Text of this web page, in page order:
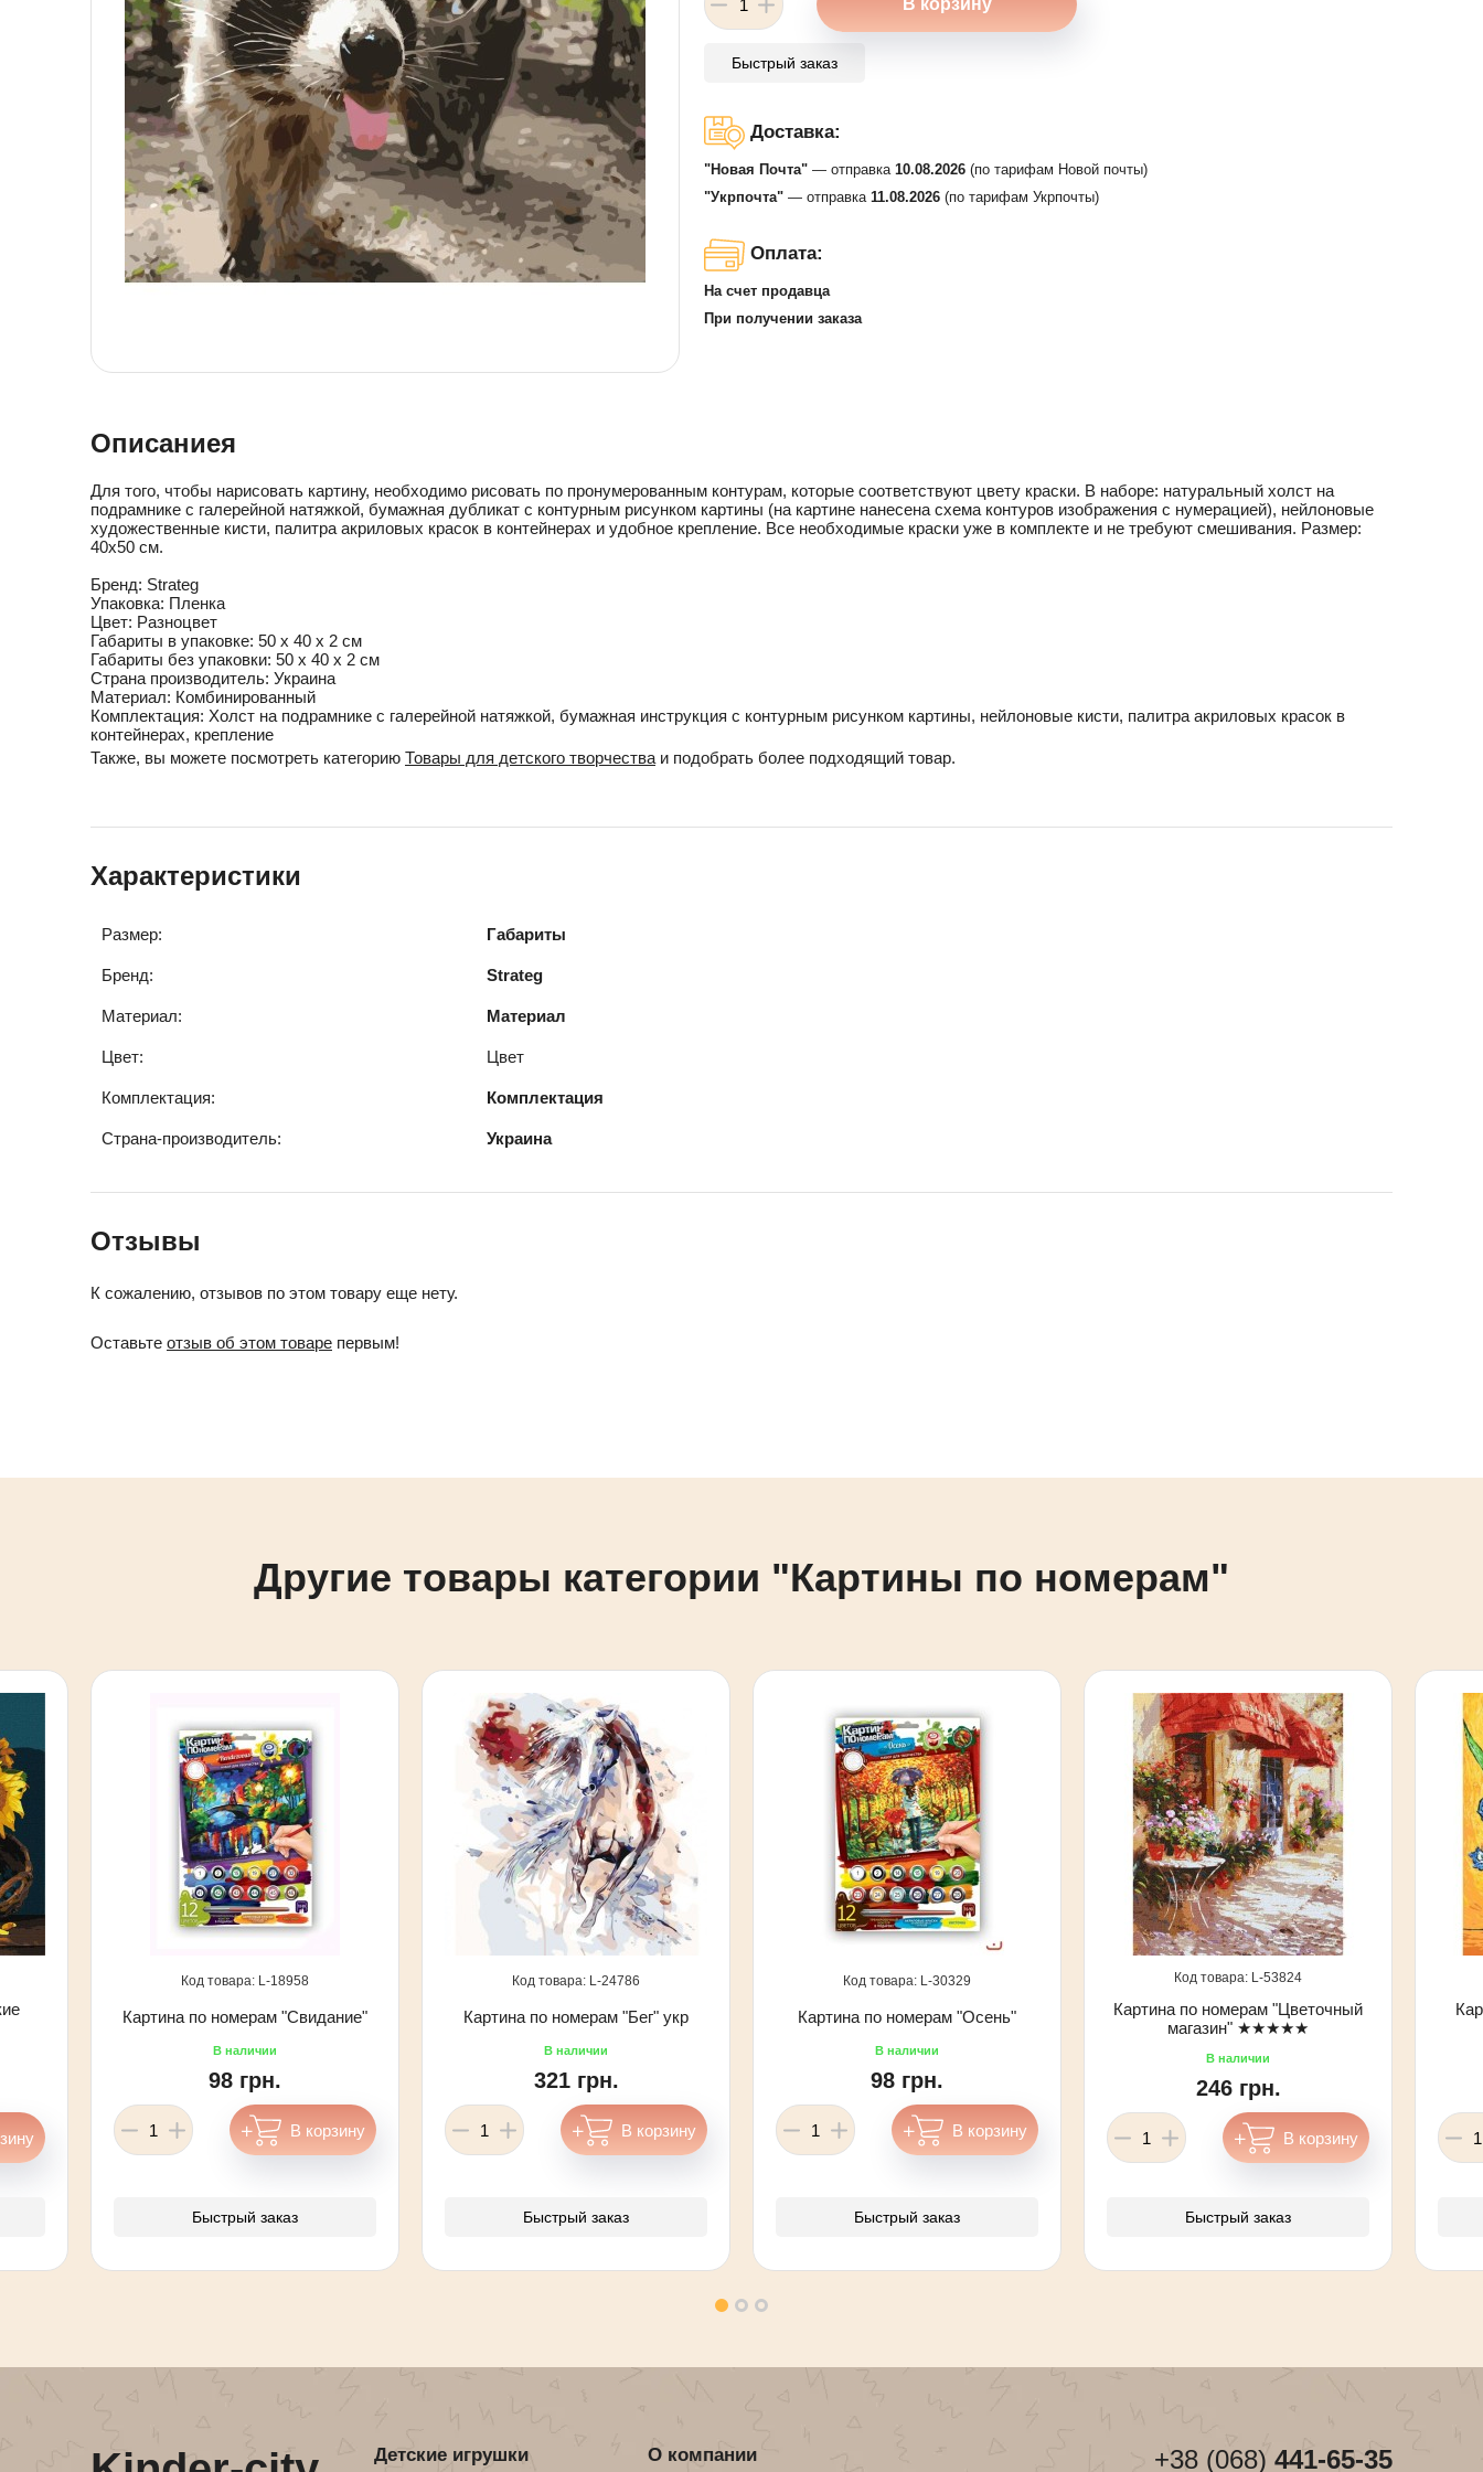
Детская косметика
Товары для праздника
Новогодние украшения
Детская мебель
Детская посуда
Детская книга
Детская книга
Товары для маленьких детей
Уход и гигиена ребенка
Канцелярские товары
Быстрый заказ
Доставка:
"Новая Почта" — отправка 10.08.2026 (по тарифам Новой почты)
"Укрпочта" — отправка 11.08.2026 (по тарифам Укрпочты)
Оплата:
На счет продавца
При получении заказа
Описаниея
Для того, чтобы нарисовать картину, необходимо рисовать по пронумерованным контурам, которые соответствуют цвету краски. В наборе: натуральный холст на
подрамнике с галерейной натяжкой, бумажная дубликат с контурным рисунком картины (на картине нанесена схема контуров изображения с нумерацией), нейлоновые
художественные кисти, палитра акриловых красок в контейнерах и удобное крепление. Все необходимые краски уже в комплекте и не требуют смешивания. Размер:
40х50 см.
Бренд: Strateg
Упаковка: Пленка
Цвет: Разноцвет
Габариты в упаковке: 50 x 40 x 2 см
Габариты без упаковки: 50 x 40 x 2 см
Cтрана производитель: Украина
Материал: Комбинированный
Комплектация: Холст на подрамнике с галерейной натяжкой, бумажная инструкция с контурным рисунком картины, нейлоновые кисти, палитра акриловых красок в
контейнерах, крепление
Также, вы можете посмотреть категорию Товары для детского творчества и подобрать более подходящий товар.
Характеристики
Размер: Габариты
Бренд: Strateg
Материал: Материал
Цвет: Цвет
Комплектация: Комплектация
Страна-производитель: Украина
Отзывы
К сожалению, отзывов по этом товару еще нету.
Оставьте отзыв об этом товаре первым!
Другие товары категории "Картины по номерам"
18958
Картина по номерам "Свидание"
98 грн.
Быстрый заказ
24786
Картина по номерам "Бег" укр
321 грн.
Быстрый заказ
30329
Картина по номерам "Осень"
98 грн.
Быстрый заказ
53824
Картина по номерам "Цветочный
магазин" ★★★★★
246 грн.
Быстрый заказ
Детские игрушки О компании +38 (068) 441-65-35